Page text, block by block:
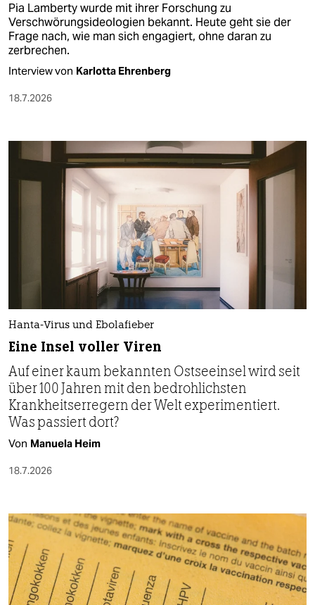
Pia Lamberty wurde mit ihrer Forschung zu
Verschwörungsideologien bekannt. Heute geht sie der
Frage nach, wie man sich engagiert, ohne daran zu
zerbrechen.
Interview von Karlotta Ehrenberg
18.7.2026
Hanta-Virus und Ebolafieber
Eine Insel voller Viren
Auf einer kaum bekannten Ostseeinsel wird seit
über 100 Jahren mit den bedrohlichsten
Krankheitserregern der Welt experimentiert.
Was passiert dort?
Von Manuela Heim
18.7.2026